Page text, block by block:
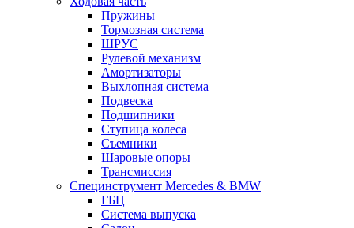
Пружины
Тормозная система
ШРУС
Рулевой механизм
Амортизаторы
Выхлопная система
Подвеска
Подшипники
Ступица колеса
Съемники
Шаровые опоры
Трансмиссия
Специнструмент Mercedes & BMW
ГБЦ
Система выпуска